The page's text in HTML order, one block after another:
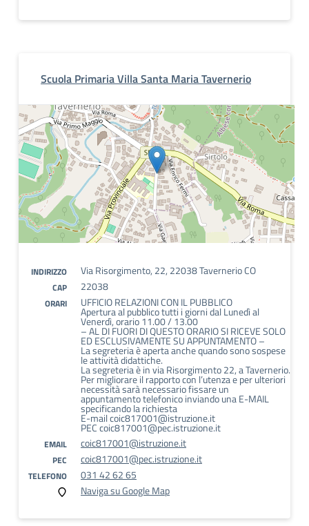
Scuola Primaria Villa Santa Maria Tavernerio
INDIRIZZO Via Risorgimento, 22, 22038 Tavernerio CO
CAP 22038
ORARI UFFICIO RELAZIONI CON IL PUBBLICO
Apertura al pubblico tutti i giorni dal Lunedì al
Venerdì, orario 11.00 / 13.00
– AL DI FUORI DI QUESTO ORARIO SI RICEVE SOLO
ED ESCLUSIVAMENTE SU APPUNTAMENTO –
La segreteria è aperta anche quando sono sospese
le attività didattiche.
La segreteria è in via Risorgimento 22, a Tavernerio.
Per migliorare il rapporto con l’utenza e per ulteriori
necessità sarà necessario fissare un
appuntamento telefonico inviando una E-MAIL
specificando la richiesta
E-mail coic817001@istruzione.it
PEC coic817001@pec.istruzione.it
EMAIL coic817001@istruzione.it
PEC coic817001@pec.istruzione.it
TELEFONO
031 42 62 65
Naviga su Google Map